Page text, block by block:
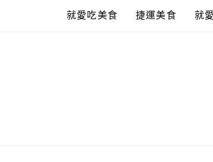
就愛吃美食 捷運美食 就